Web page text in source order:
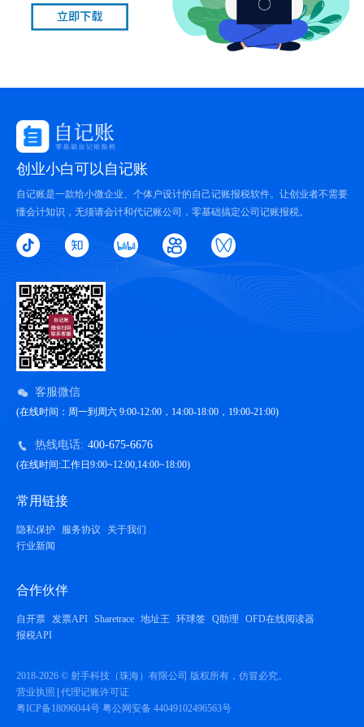
创业小白可以自记账
自记账是一款给小微企业、个体户设计的自己记账报税软件。让创业者不需要
懂会计知识，无须请会计和代记账公司，零基础搞定公司记账报税。
客服微信
(在线时间：周一到周六 9:00-12:00，14:00-18:00，19:00-21:00)
热线电话: 400-675-6676
(在线时间:工作日9:00~12:00,14:00~18:00)
常用链接
隐私保护 服务协议
关于我们
行业新闻
合作伙伴
自开票 发票API Sharetrace 地址王 环球签 Q助理
OFD在线阅读器
报税API
2018-2026 © 射手科技（珠海）有限公司 版权所有，仿冒必究。
营业执照 代理记账许可证
粤ICP备18096044号 粤公网安备 44049102496563号